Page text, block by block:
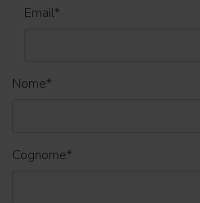
Email*
Nome*
Cognome*